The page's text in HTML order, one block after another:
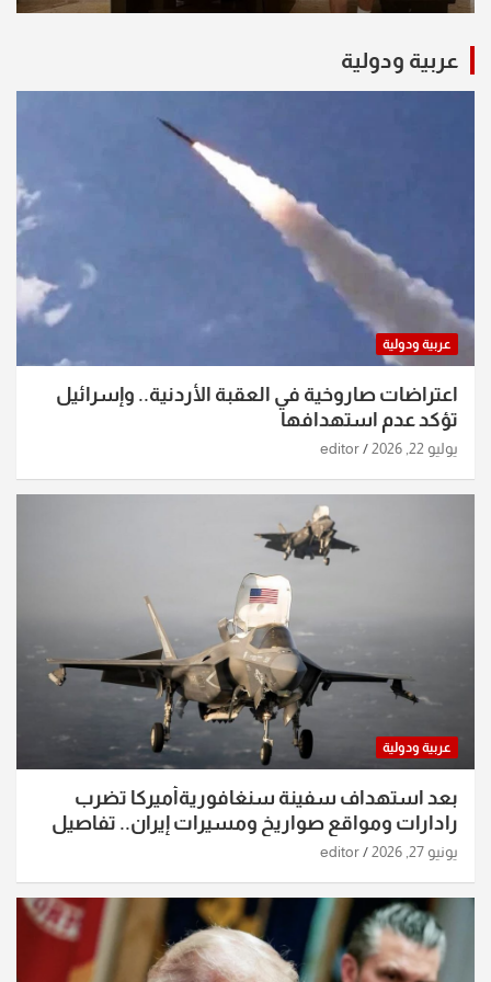
عربية ودولية
عربية ودولية
اعتراضات صاروخية في العقبة الأردنية.. وإسرائيل
تؤكد عدم استهدافها
يوليو 22, 2026 editor
عربية ودولية
بعد استهداف سفينة سنغافوريةأميركا تضرب
رادارات ومواقع صواريخ ومسيرات إيران.. تفاصيل
الساعات الماضية
يونيو 27, 2026 editor